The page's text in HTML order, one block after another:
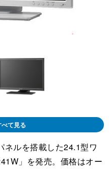
て見る
ルを搭載した24.1型ワ
」を発売。価格はオー